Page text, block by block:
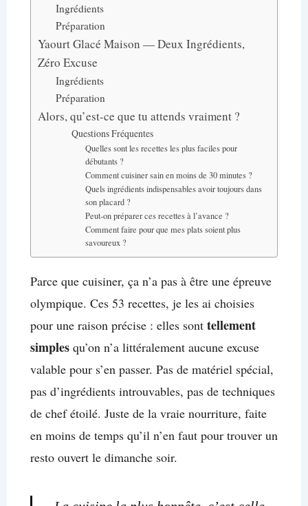
Ingrédients
Préparation
Yaourt Glacé Maison — Deux Ingrédients,
Zéro Excuse
Ingrédients
Préparation
Alors, qu’est-ce que tu attends vraiment ?
Questions Fréquentes
Quelles sont les recettes les plus faciles pour
débutants ?
Comment cuisiner sain en moins de 30 minutes ?
Quels ingrédients indispensables avoir toujours dans
son placard ?
Peut-on préparer ces recettes à l’avance ?
Comment faire pour que mes plats soient plus
savoureux ?
Parce que cuisiner, ça n’a pas à être une épreuve
olympique. Ces 53 recettes, je les ai choisies
pour une raison précise : elles sont tellement
simplesqu’on n’a littéralement aucune excuse
valable pour s’en passer. Pas de matériel spécial,
pas d’ingrédients introuvables, pas de techniques
de chef étoilé. Juste de la vraie nourriture, faite
en moins de temps qu’il n’en faut pour trouver un
resto ouvert le dimanche soir.